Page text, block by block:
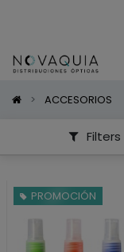
ACCESORIOS
Filters
Mostrar
PROMOCIÓN